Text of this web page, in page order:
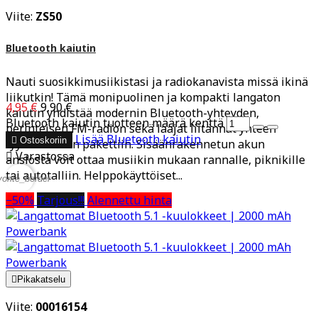
Viite: ZS50
Bluetooth kaiutin
Nauti suosikkimusiikistasi ja radiokanavista missä ikinä
liikutkin! Tämä monipuolinen ja kompakti langaton
kaiutin yhdistää modernin Bluetooth-yhteyden,
perinteisen FM-radion sekä laajat liitännät yhteen
tyylikkääseen pakettiin. Sisäänrakennetun akun
ansiosta voit ottaa musiikin mukaan rannalle, piknikille
tai autotalliin. Helppokäyttöiset...
4,95 € 9,90 €
Bluetooth kaiutin tuotteen määrä kenttä
 Ostoskoriin LisääBluetooth kaiutin
Varastossa
−50% Tarjous!!!Alennettu hinta
Pikakatselu
Viite: 00016154